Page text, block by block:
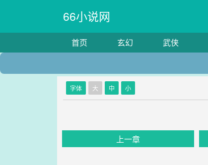
66小说网
首页 玄幻 武侠
字体 大 中 小
上一章